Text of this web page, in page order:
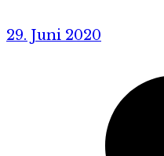
29. Juni 2020